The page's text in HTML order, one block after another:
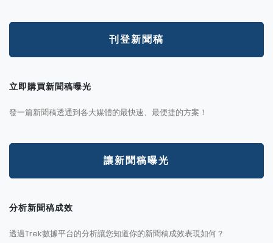
刊登新聞稿
立即購買新聞稿曝光
發一篇新聞稿透通到各大媒體的最快速、最便捷的方案！
讓新聞稿曝光
分析新聞稿成效
透過Trek數據平台的分析讓您知道你的新聞稿成效表現如何？